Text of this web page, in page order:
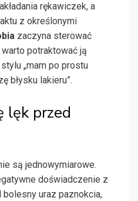
rękawiczek, a
z określonymi
zaczyna sterować
potraktować ją
„mam po prostu
błysku lakieru”.
lęk przed
są jednowymiarowe.
doświadczenie z
bolesny uraz paznokcia,